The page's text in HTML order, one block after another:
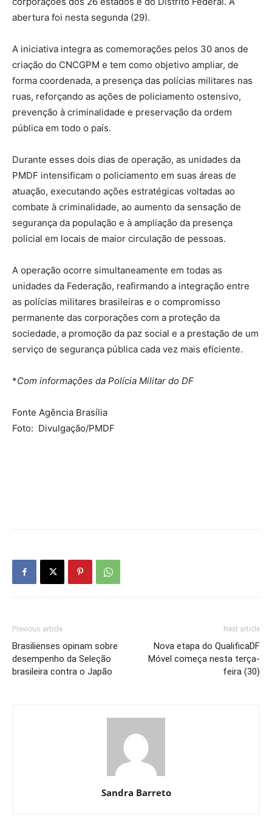
abertura foi nesta segunda (29).
A iniciativa integra as comemorações pelos 30 anos de
criação do CNCGPM e tem como objetivo ampliar, de
forma coordenada, a presença das polícias militares nas
ruas, reforçando as ações de policiamento ostensivo,
prevenção à criminalidade e preservação da ordem
pública em todo o país.
Durante esses dois dias de operação, as unidades da
PMDF intensificam o policiamento em suas áreas de
atuação, executando ações estratégicas voltadas ao
combate à criminalidade, ao aumento da sensação de
segurança da população e à ampliação da presença
policial em locais de maior circulação de pessoas.
A operação ocorre simultaneamente em todas as
unidades da Federação, reafirmando a integração entre
as polícias militares brasileiras e o compromisso
permanente das corporações com a proteção da
sociedade, a promoção da paz social e a prestação de um
serviço de segurança pública cada vez mais eficiente.
*Com informações da Polícia Militar do DF
Fonte Agência Brasília
Foto: Divulgação/PMDF
Previous article
Brasilienses opinam sobre
desempenho da Seleção
brasileira contra o Japão
Next article
Nova etapa do QualificaDF
Móvel começa nesta terça-
feira (30)
Sandra Barreto